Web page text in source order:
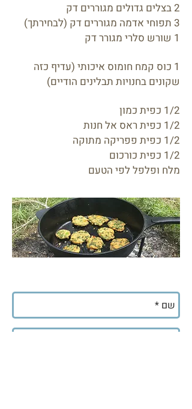
2 בצלים גדולים מגוררים דק
3 תפוחי אדמה מגוררים דק (לבחירתך)
1 שורש סלרי מגורר דק
1 כוס קמח חומוס איכותי (עדיף כזה
שקונים בחנויות תבלינים הודיים)
1/2 כפית כמון
1/2 כפית ראס אל חנות
1/2 כפית פפריקה מתוקה
1/2 כפית כורכום
מלח ופלפל לפי הטעם